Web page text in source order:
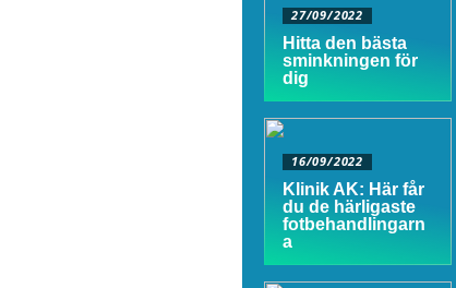
27/09/2022
Hitta den bästa
sminkningen för
dig
16/09/2022
Klinik AK: Här får
du de härligaste
fotbehandlingarn
a